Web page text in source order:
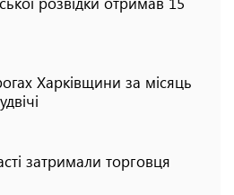
Харківщини за місяць
затримали торговця